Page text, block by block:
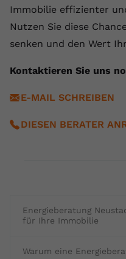
Energieberatung
für Ihre Immobilie
Warum eine
Immobilie effizienter
Nutzen Sie diese
senken und den Wert
Kontaktieren Sie uns
E-MAIL SCHREIBEN
DIESEN BERATER